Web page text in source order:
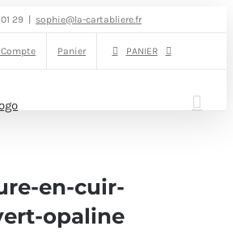
29 sophie@la-cartabliere.fr
Panier PANIER
en-cuir-
opaline